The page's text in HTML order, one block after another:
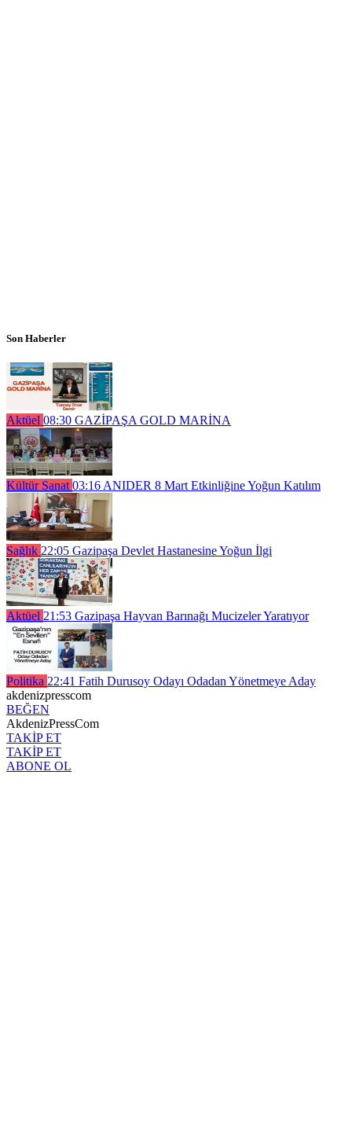
Son Haberler
Aktüel 08:30 GAZİPAŞA GOLD MARİNA
Kültür Sanat 03:16 ANIDER 8 Mart Etkinliğine Yoğun Katılım
Sağlık 22:05 Gazipaşa Devlet Hastanesine Yoğun İlgi
Aktüel 21:53 Gazipaşa Hayvan Barınağı Mucizeler Yaratıyor
Politika 22:41 Fatih Durusoy Odayı Odadan Yönetmeye Aday
akdenizpresscom
BEĞEN
AkdenizPressCom
TAKİP ET
TAKİP ET
ABONE OL